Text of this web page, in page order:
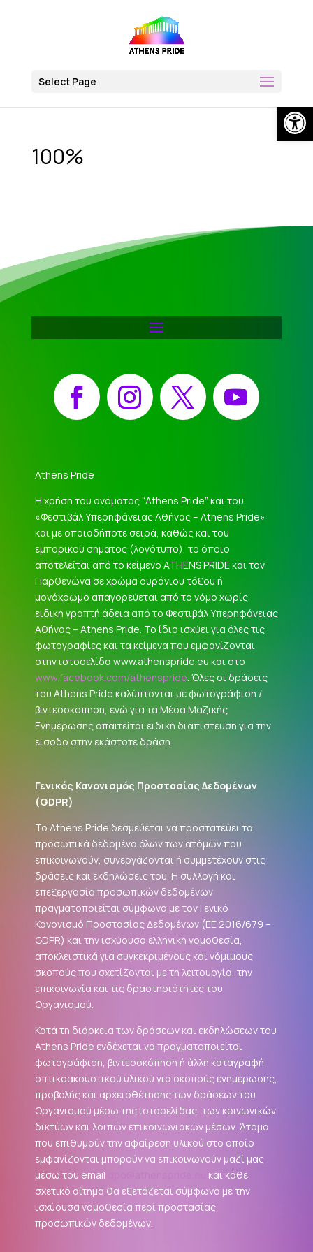
Select Page
100%
Facebook Instagram X YouTube
Athens Pride
Η χρήση του ονόματος “Athens Pride” και του
«Φεστιβάλ Υπερηφάνειας Αθήνας – Athens Pride»
και με οποιαδήποτε σειρά, καθώς και του
εμπορικού σήματος (λογότυπο), το όποιο
αποτελείται από το κείμενο ATHENS PRIDE και τον
Παρθενώνα σε χρώμα ουράνιου τόξου ή
μονόχρωμο απαγορεύεται από το νόμο χωρίς
ειδική γραπτή άδεια από το Φεστιβάλ Υπερηφάνειας
Αθήνας – Athens Pride. Το ίδιο ισχύει για όλες τις
φωτογραφίες και τα κείμενα που εμφανίζονται
στην ιστοσελίδα www.athenspride.eu και στο
www.facebook.com/athenspride. Όλες οι δράσεις
του Athens Pride καλύπτονται με φωτογράφιση /
βιντεοσκόπηση, ενώ για τα Μέσα Μαζικής
Ενημέρωσης απαιτείται ειδική διαπίστευση για την
είσοδο στην εκάστοτε δράση.
Γενικός Κανονισμός Προστασίας Δεδομένων
(GDPR)
Το Athens Pride δεσμεύεται να προστατεύει τα
προσωπικά δεδομένα όλων των ατόμων που
επικοινωνούν, συνεργάζονται ή συμμετέχουν στις
δράσεις και εκδηλώσεις του. Η συλλογή και
επεξεργασία προσωπικών δεδομένων
πραγματοποιείται σύμφωνα με τον Γενικό
Κανονισμό Προστασίας Δεδομένων (ΕΕ 2016/679 –
GDPR) και την ισχύουσα ελληνική νομοθεσία,
αποκλειστικά για συγκεκριμένους και νόμιμους
σκοπούς που σχετίζονται με τη λειτουργία, την
επικοινωνία και τις δραστηριότητες του
Οργανισμού.
Κατά τη διάρκεια των δράσεων και εκδηλώσεων του
Athens Pride ενδέχεται να πραγματοποιείται
φωτογράφιση, βιντεοσκόπηση ή άλλη καταγραφή
οπτικοακουστικού υλικού για σκοπούς ενημέρωσης,
προβολής και αρχειοθέτησης των δράσεων του
Οργανισμού μέσω της ιστοσελίδας, των κοινωνικών
δικτύων και λοιπών επικοινωνιακών μέσων. Άτομα
που επιθυμούν την αφαίρεση υλικού στο οποίο
εμφανίζονται μπορούν να επικοινωνούν μαζί μας
μέσω του email
και κάθε
σχετικό αίτημα θα εξετάζεται σύμφωνα με την
ισχύουσα νομοθεσία περί προστασίας
προσωπικών δεδομένων.